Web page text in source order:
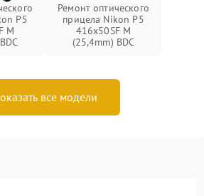
P5
M
Ремонт оптического
прицела Nikon P5
416x50SF M
(25,4mm) BDC
все модели